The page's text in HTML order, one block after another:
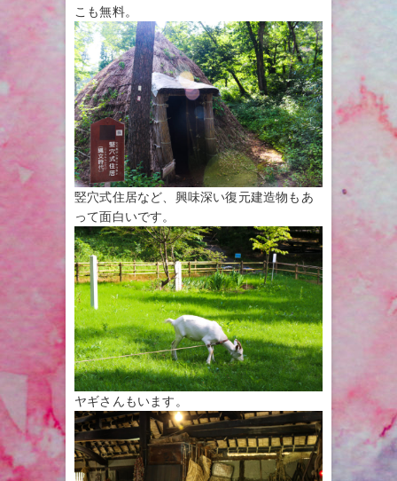
こも無料。
竪穴式住居など、興味深い復元建造物もあ
って面白いです。
ヤギさんもいます。